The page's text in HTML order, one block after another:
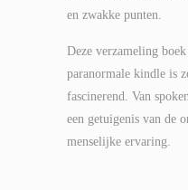
en zwakke punten.
Deze verzameling
paranormale kindle is
fascinerend. Van
een getuigenis van de
menselijke ervaring.